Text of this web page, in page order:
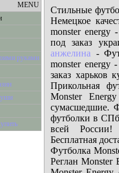
MENU
руками
Стильные
Немецкое
monster energy
под заказ
анжелина -
monster energy
заказ харьков
Прикольная
Monster
сумасшедшие.
футболки в
всей России!
Бесплатная
Футболка
Реглан Monster